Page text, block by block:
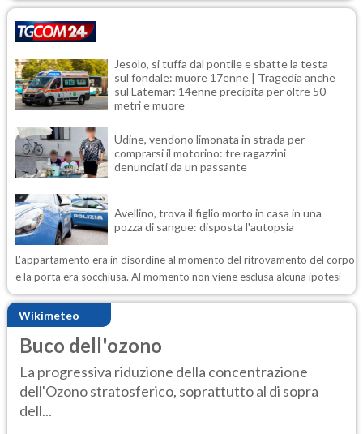
Jesolo, si tuffa dal pontile e sbatte la testa
sul fondale: muore 17enne | Tragedia anche
sul Latemar: 14enne precipita per oltre 50
metri e muore
Udine, vendono limonata in strada per
comprarsi il motorino: tre ragazzini
denunciati da un passante
Avellino, trova il figlio morto in casa in una
pozza di sangue: disposta l'autopsia
L'appartamento era in disordine al momento del ritrovamento del corpo
e la porta era socchiusa. Al momento non viene esclusa alcuna ipotesi
Wikimeteo
Buco dell'ozono
La progressiva riduzione della concentrazione
dell'Ozono stratosferico, soprattutto al di sopra
dell...